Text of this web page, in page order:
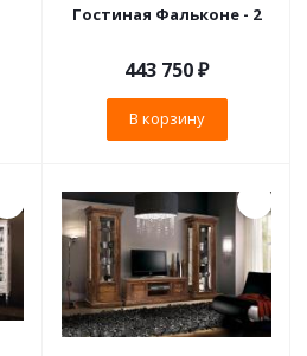
Гостиная Фальконе - 2
443 750₽
В корзину